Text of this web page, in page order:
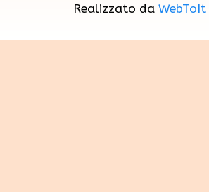
Realizzato da WebToIt